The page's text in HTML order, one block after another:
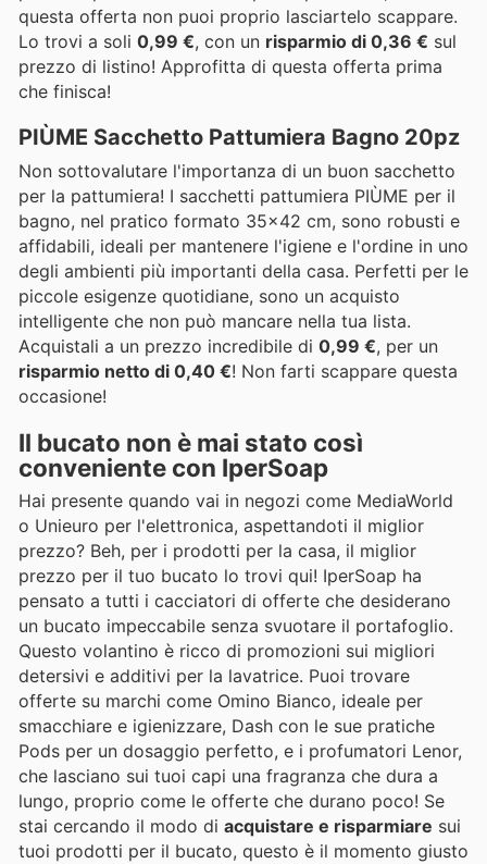
questa offerta non puoi proprio lasciartelo scappare.
Lo trovi a soli 0,99 €, con un risparmio di 0,36 € sul
prezzo di listino! Approfitta di questa offerta prima
che finisca!
PIÙME Sacchetto Pattumiera Bagno 20pz
Non sottovalutare l'importanza di un buon sacchetto
per la pattumiera! I sacchetti pattumiera PIÙME per il
bagno, nel pratico formato 35x42 cm, sono robusti e
affidabili, ideali per mantenere l'igiene e l'ordine in uno
degli ambienti più importanti della casa. Perfetti per le
piccole esigenze quotidiane, sono un acquisto
intelligente che non può mancare nella tua lista.
Acquistali a un prezzo incredibile di 0,99 €, per un
risparmio netto di 0,40 €! Non farti scappare questa
occasione!
Il bucato non è mai stato così
conveniente con IperSoap
Hai presente quando vai in negozi come MediaWorld
o Unieuro per l'elettronica, aspettandoti il miglior
prezzo? Beh, per i prodotti per la casa, il miglior
prezzo per il tuo bucato lo trovi qui! IperSoap ha
pensato a tutti i cacciatori di offerte che desiderano
un bucato impeccabile senza svuotare il portafoglio.
Questo volantino è ricco di promozioni sui migliori
detersivi e additivi per la lavatrice. Puoi trovare
offerte su marchi come Omino Bianco, ideale per
smacchiare e igienizzare, Dash con le sue pratiche
Pods per un dosaggio perfetto, e i profumatori Lenor,
che lasciano sui tuoi capi una fragranza che dura a
lungo, proprio come le offerte che durano poco! Se
stai cercando il modo di acquistare e risparmiare sui
tuoi prodotti per il bucato, questo è il momento giusto